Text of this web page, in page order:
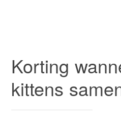
Korting
kittens